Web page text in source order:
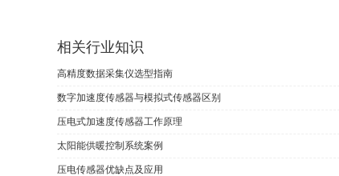
相关行业知识
高精度数据采集仪选型指南
数字加速度传感器与模拟式传感器区别
压电式加速度传感器工作原理
太阳能供暖控制系统案例
压电传感器优缺点及应用